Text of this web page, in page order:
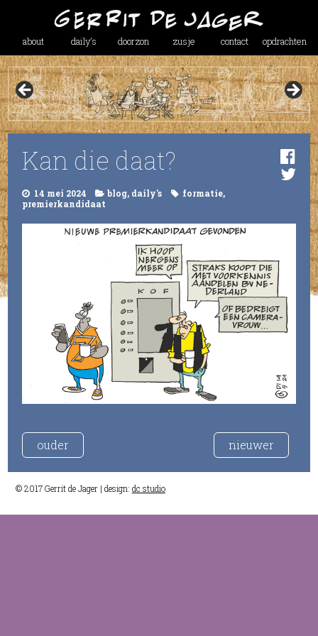
about daily’s doorzon zusje contact opdrachten
Kan die daat?
14 mei 2024 blog, daily's formatie,
premierkandidaat
ouder nieuwer
© 2017 Gerrit de Jager | design: dc studio